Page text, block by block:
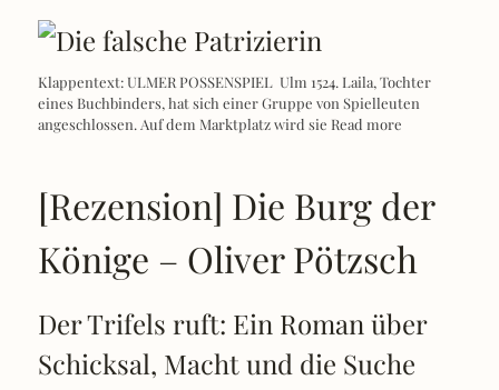
Klappentext: ULMER POSSENSPIEL Ulm 1524. Laila, Tochter
angeschlossen. Auf dem Marktplatz wird sieRead more
Könige – Oliver Pötzsch
Der Trifels ruft: Ein Roman über
Schicksal, Macht und die Suche
nach dem Stauferschatz